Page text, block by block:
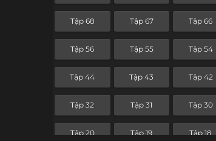
Tập 68 Tập 67 Tập 66
Tập 56 Tập 55 Tập 54
Tập 44 Tập 43 Tập 42
Tập 32 Tập 31 Tập 30
Tập 20 Tập 19 Tập 18